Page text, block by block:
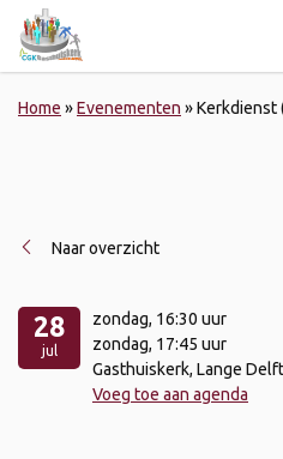
Home »Evenementen »Kerkdienst
Naar overzicht
28
jul
zondag, 16:30 uur
zondag, 17:45 uur
Gasthuiskerk, Lange
Voeg toe aan agenda